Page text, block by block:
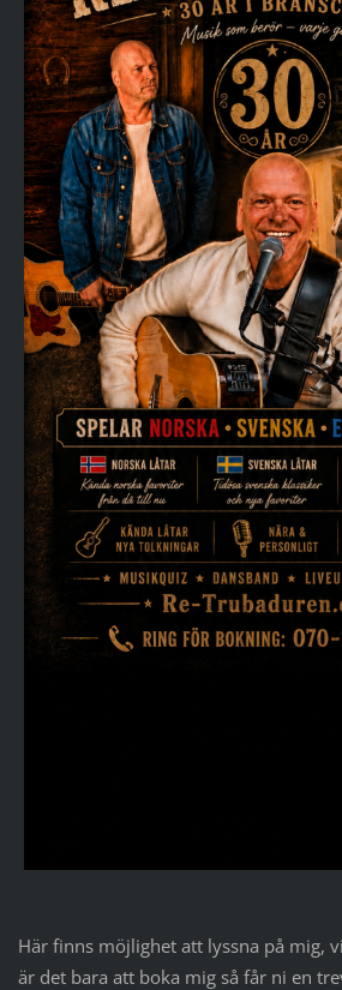
Här finns möjlighet att lyssna på mig,
är det bara att boka mig så får ni en